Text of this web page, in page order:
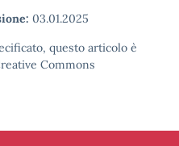
03.01.2025
questo articolo è
Commons